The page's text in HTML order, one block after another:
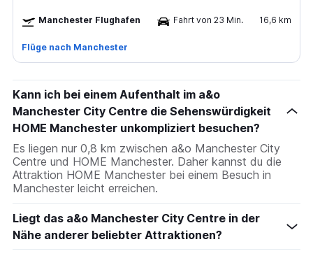
Manchester Flughafen Fahrt von 23 Min. 16,6 km
Flüge nach Manchester
Kann ich bei einem Aufenthalt im a&o
Manchester City Centre die Sehenswürdigkeit
HOME Manchester unkompliziert besuchen?
Es liegen nur 0,8 km zwischen a&o Manchester City
Centre und HOME Manchester. Daher kannst du die
Attraktion HOME Manchester bei einem Besuch in
Manchester leicht erreichen.
Liegt das a&o Manchester City Centre in der
Nähe anderer beliebter Attraktionen?